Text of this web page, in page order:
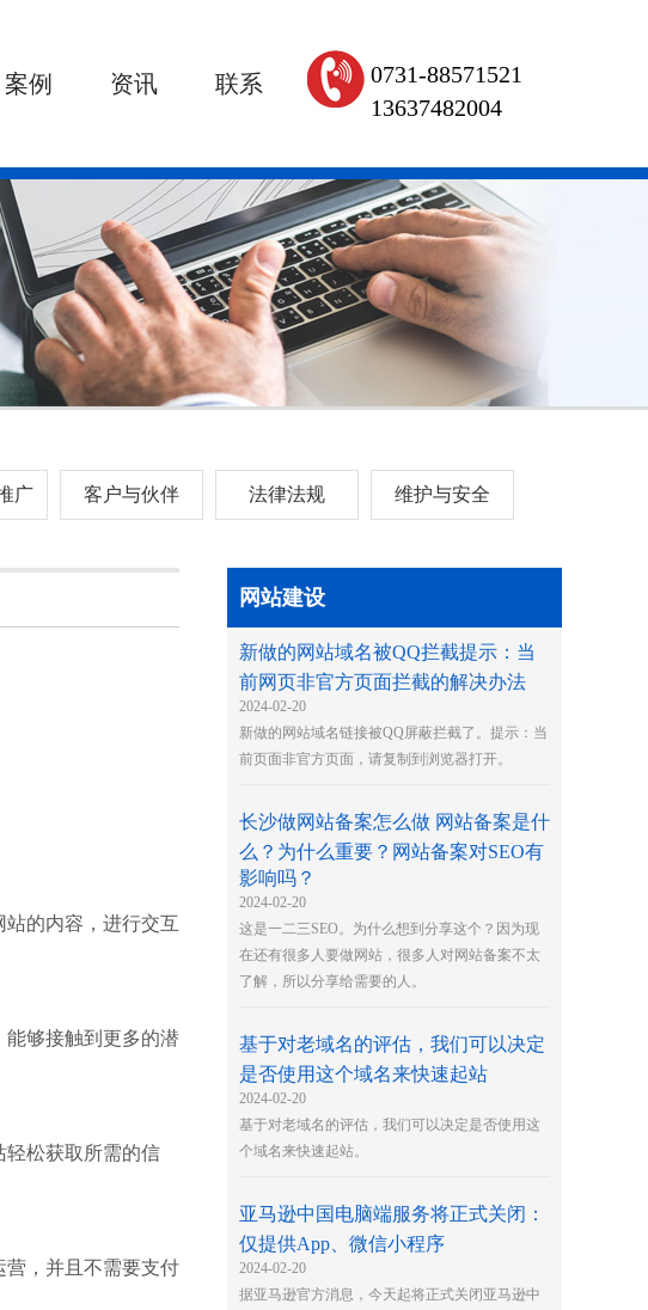
案例 资讯 联系
0731-88571521
13637482004
广 客户与伙伴 法律法规 维护与安全
的内容，进行交互
能够接触到更多的潜
轻松获取所需的信
营，并且不需要支付
网站建设
新做的网站域名被QQ拦截提示：当
前网页非官方页面拦截的解决办法
2024-02-20
新做的网站域名链接被QQ屏蔽拦截了。提示：当
前页面非官方页面，请复制到浏览器打开。
长沙做网站备案怎么做 网站备案是什
么？为什么重要？网站备案对SEO有
影响吗？
2024-02-20
这是一二三SEO。为什么想到分享这个？因为现
在还有很多人要做网站，很多人对网站备案不太
了解，所以分享给需要的人。
基于对老域名的评估，我们可以决定
是否使用这个域名来快速起站
2024-02-20
基于对老域名的评估，我们可以决定是否使用这
个域名来快速起站。
亚马逊中国电脑端服务将正式关闭：
仅提供App、微信小程序
2024-02-20
据亚马逊官方消息，今天起将正式关闭亚马逊中